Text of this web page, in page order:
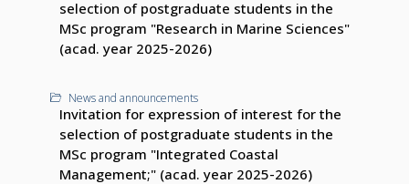
selection of postgraduate students in the
MSc program "Research in Marine Sciences"
(acad. year 2025-2026)
News and announcements
Invitation for expression of interest for the
selection of postgraduate students in the
MSc program "Integrated Coastal
Management;" (acad. year 2025-2026)